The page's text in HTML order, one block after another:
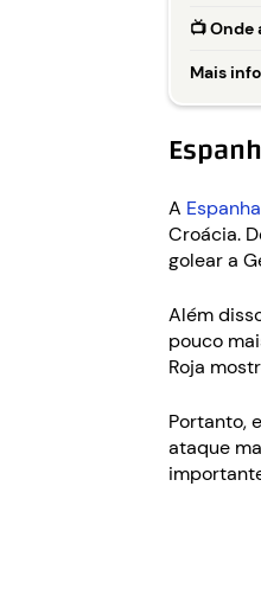
📺Onde
Mais
A Espanha
Croácia.
golear a
Além
pouco
Roja
Portanto,
ataque